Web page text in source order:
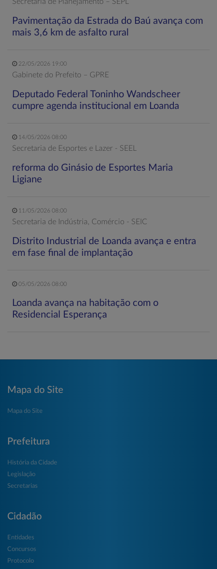
Pavimentação da Estrada do Baú avança com
mais 3,6 km de asfalto rural
22/05/2026 19:00
Gabinete do Prefeito – GPRE
Deputado Federal Toninho Wandscheer
cumpre agenda institucional em Loanda
14/05/2026 08:00
Secretaria de Esportes e Lazer - SEEL
reforma do Ginásio de Esportes Maria
Ligiane
11/05/2026 08:00
Secretaria de Indústria, Comércio - SEIC
Distrito Industrial de Loanda avança e entra
em fase final de implantação
05/05/2026 08:00
Loanda avança na habitação com o
Residencial Esperança
Mapa do Site
Mapa do Site
Prefeitura
História da Cidade
Legislação
Secretarias
Cidadão
Entidades
Concursos
Protocolo